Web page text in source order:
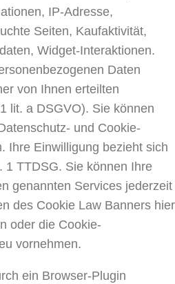
IP-Adresse,
Seiten, Kaufaktivität,
Widget-Interaktionen.
Daten
von Ihnen erteilten
lit. a DSGVO). Sie können
und Cookie-
Ihre Einwilligung bezieht sich
1 TTDSG. Sie können Ihre
genannten Services jederzeit
des Cookie Law Banners hier
oder die Cookie-
vornehmen.
ein Browser-Plugin